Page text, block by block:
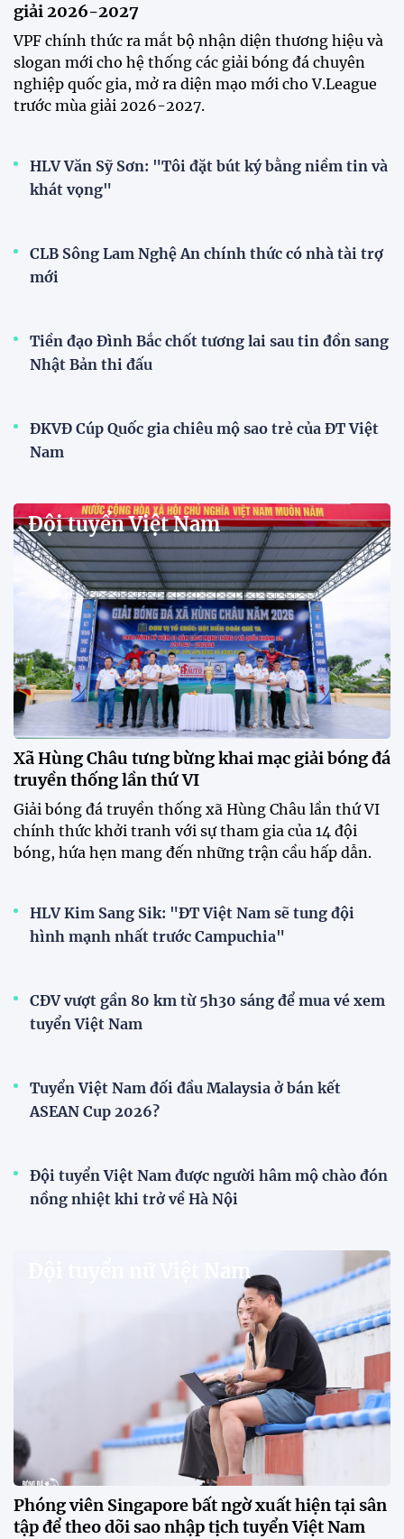
giải 2026-2027
VPF chính thức ra mắt bộ nhận diện thương hiệu và
slogan mới cho hệ thống các giải bóng đá chuyên
nghiệp quốc gia, mở ra diện mạo mới cho V.League
trước mùa giải 2026-2027.
HLV Văn Sỹ Sơn: "Tôi đặt bút ký bằng niềm tin và
khát vọng"
CLB Sông Lam Nghệ An chính thức có nhà tài trợ
mới
Tiền đạo Đình Bắc chốt tương lai sau tin đồn sang
Nhật Bản thi đấu
ĐKVĐ Cúp Quốc gia chiêu mộ sao trẻ của ĐT Việt
Nam
Đội tuyển Việt Nam
Xã Hùng Châu tưng bừng khai mạc giải bóng đá
truyền thống lần thứ VI
Giải bóng đá truyền thống xã Hùng Châu lần thứ VI
chính thức khởi tranh với sự tham gia của 14 đội
bóng, hứa hẹn mang đến những trận cầu hấp dẫn.
HLV Kim Sang Sik: "ĐT Việt Nam sẽ tung đội
hình mạnh nhất trước Campuchia"
CĐV vượt gần 80 km từ 5h30 sáng để mua vé xem
tuyển Việt Nam
Tuyển Việt Nam đối đầu Malaysia ở bán kết
ASEAN Cup 2026?
Đội tuyển Việt Nam được người hâm mộ chào đón
nồng nhiệt khi trở về Hà Nội
Đội tuyển nữ Việt Nam
Phóng viên Singapore bất ngờ xuất hiện tại sân
tập để theo dõi sao nhập tịch tuyển Việt Nam